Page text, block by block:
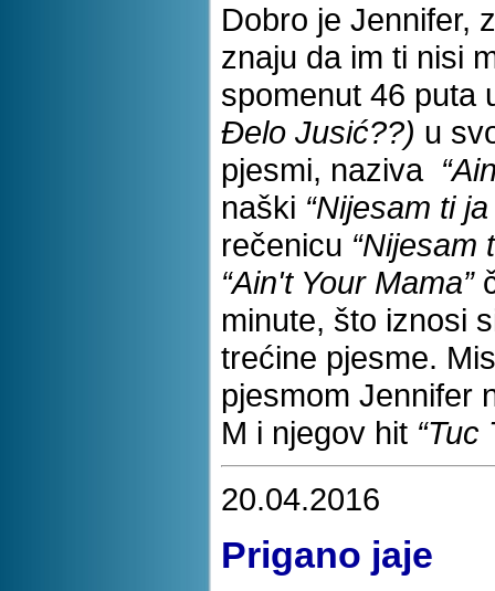
Dobro je Jennifer,
znaju da im ti nisi
spomenut 46 puta
Đelo Jusić??) u
pjesmi, naziva
naški “Nijesam ti ja
rečenicu “Nijesam
“Ain't Your Mama”
minute, što iznosi
trećine pjesme.
pjesmom Jennifer
M i njegov hit “Tuc
20.04.2016
Prigano jaje